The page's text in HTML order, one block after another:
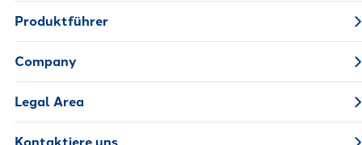
Produktführer
Company
Legal Area